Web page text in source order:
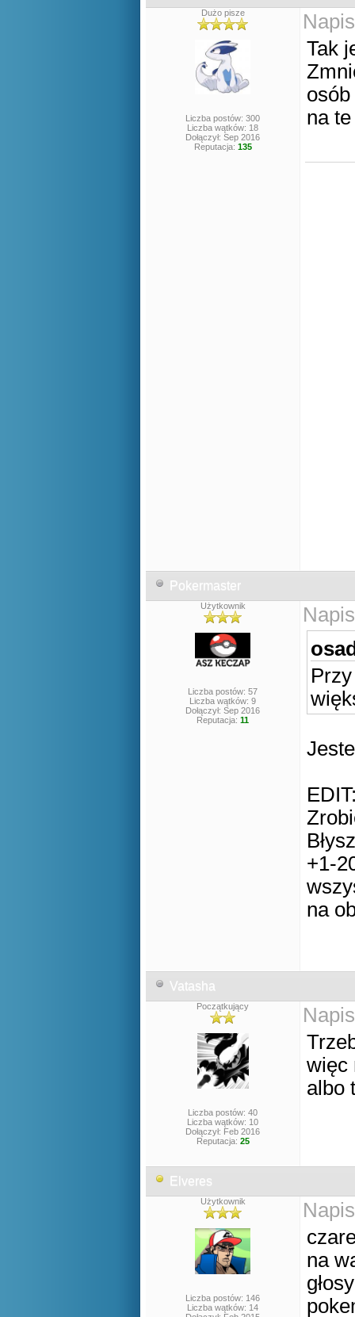
Dużo pisze
Liczba postów: 300
Liczba wątków: 18
Dołączył: Sep 2016
Reputacja: 135
Tak
na
Pokermaster
Użytkownik
Liczba postów: 57
Liczba wątków: 9
Dołączył: Sep 2016
Reputacja: 11
+1-
na
Vatasha
Początkujący
Liczba postów: 40
Liczba wątków: 10
Dołączył: Feb 2016
Reputacja: 25
więc
albo
Elveres
Użytkownik
Liczba postów: 146
Liczba wątków: 14
na